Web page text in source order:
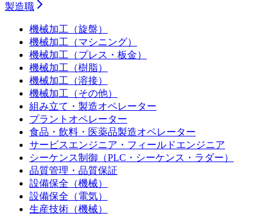
製造職
機械加工（旋盤）
機械加工（マシニング）
機械加工（プレス・板金）
機械加工（樹脂）
機械加工（溶接）
機械加工（その他）
組み立て・製造オペレーター
プラントオペレーター
食品・飲料・医薬品製造オペレーター
サービスエンジニア・フィールドエンジニア
シーケンス制御（PLC・シーケンス・ラダー）
品質管理・品質保証
設備保全（機械）
設備保全（電気）
生産技術（機械）